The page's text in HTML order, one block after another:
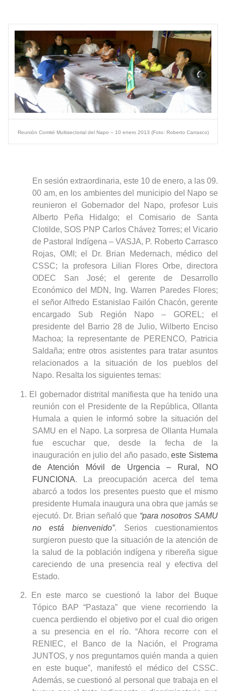
Reunión Comité Multisectorial del Napo – 10 enero 2013 (Foto: Roberto Carrasco)
En sesión extraordinaria, este 10 de enero, a las 09.
00 am, en los ambientes del municipio del Napo se
reunieron el Gobernador del Napo, profesor Luis
Alberto Peña Hidalgo; el Comisario de Santa
Clotilde, SOS PNP Carlos Chávez Torres; el Vicario
de Pastoral Indígena – VASJA, P. Roberto Carrasco
Rojas, OMI; el Dr. Brian Medernach, médico del
CSSC; la profesora Lilian Flores Orbe, directora
ODEC San José; el gerente de Desarrollo
Económico del MDN, Ing. Warren Paredes Flores;
el señor Alfredo Estanislao Failón Chacón, gerente
encargado Sub Región Napo – GOREL; el
presidente del Barrio 28 de Julio, Wilberto Enciso
Machoa; la representante de PERENCO, Patricia
Saldaña; entre otros asistentes para tratar asuntos
relacionados a la situación de los pueblos del
Napo. Resalta los siguientes temas:
1. El gobernador distrital manifiesta que ha tenido una
reunión con el Presidente de la República, Ollanta
Humala a quien le informó sobre la situación del
SAMU en el Napo. La sorpresa de Ollanta Humala
fue escuchar que, desde la fecha de la
inauguración en julio del año pasado,este Sistema
de Atención Móvil de Urgencia – Rural, NO
FUNCIONA. La preocupación acerca del tema
abarcó a todos los presentes puesto que el mismo
presidente Humala inaugura una obra que jamás se
ejecutó. Dr. Brian señaló que “para nosotros SAMU
no está bienvenido”. Serios cuestionamientos
surgieron puesto que la situación de la atención de
la salud de la población indígena y ribereña sigue
careciendo de una presencia real y efectiva del
Estado.
2. En este marco se cuestionó la labor del Buque
Tópico BAP “Pastaza” que viene recorriendo la
cuenca perdiendo el objetivo por el cual dio origen
a su presencia en el río. “Ahora recorre con el
RENIEC, el Banco de la Nación, el Programa
JUNTOS, y nos preguntamos quién manda a quien
en este buque”, manifestó el médico del CSSC.
Además, se cuestionó al personal que trabaja en el